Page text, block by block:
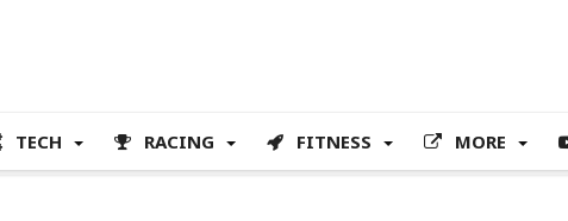
TECH RACING FITNESS MORE